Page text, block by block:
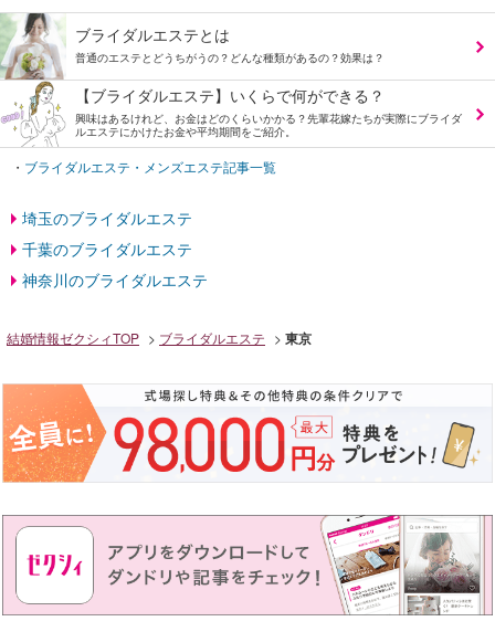
ブライダルエステとは
普通のエステとどうちがうの？どんな種類があるの？効果は？
【ブライダルエステ】いくらで何ができる？
興味はあるけれど、お金はどのくらいかかる？先輩花嫁たちが実際にブライダ
ルエステにかけたお金や平均期間をご紹介。
・ ブライダルエステ・メンズエステ記事一覧
埼玉のブライダルエステ
千葉のブライダルエステ
神奈川のブライダルエステ
結婚情報ゼクシィTOP ブライダルエステ 東京